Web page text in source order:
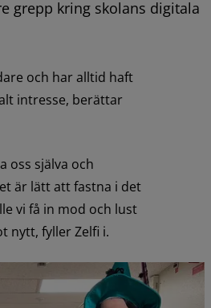
grepp kring skolans digitala
och har alltid haft
intresse, berättar
oss själva och
är lätt att fastna i det
vi få in mod och lust
nytt, fyller Zelfi i.